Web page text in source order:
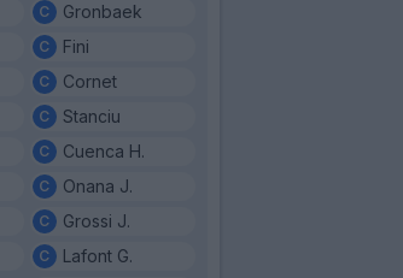
Gronbaek
Fini
Cornet
Stanciu
Cuenca H.
Onana J.
Grossi J.
Lafont G.